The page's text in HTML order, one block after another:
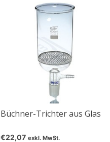
Büchner-Trichter aus Glas
€22,07 exkl. MwSt.